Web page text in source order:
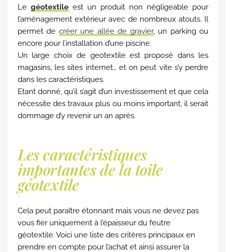
Le géotextile est un produit non négligeable pour
l’aménagement extérieur avec de nombreux atouts. Il
permet de créer une allée de gravier, un parking ou
encore pour l’installation d’une piscine.
Un large choix de geotextile est proposé dans les
magasins, les sites internet… et on peut vite s’y perdre
dans les caractéristiques.
Etant donné, qu’il s’agit d’un investissement et que cela
nécessite des travaux plus ou moins important, il serait
dommage d’y revenir un an après.
Les caractéristiques
importantes de la toile
géotextile
Cela peut paraître étonnant mais vous ne devez pas
vous fier uniquement à l’épaisseur du feutre
géotextile. Voici une liste des critères principaux en
prendre en compte pour l’achat et ainsi assurer la